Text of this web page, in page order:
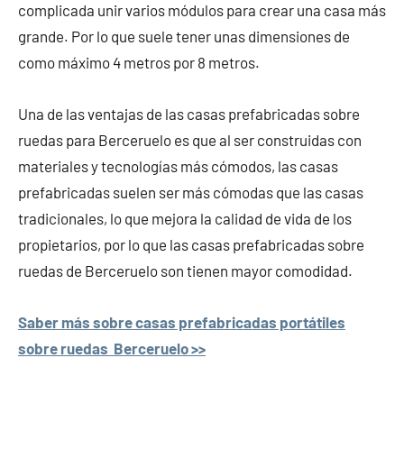
complicada unir varios módulos para crear una casa más
grande. Por lo que suele tener unas dimensiones de
como máximo 4 metros por 8 metros.
Una de las ventajas de las casas prefabricadas sobre
ruedas para Berceruelo es que al ser construidas con
materiales y tecnologías más cómodos, las casas
prefabricadas suelen ser más cómodas que las casas
tradicionales, lo que mejora la calidad de vida de los
propietarios, por lo que las casas prefabricadas sobre
ruedas de Berceruelo son tienen mayor comodidad.
Saber más sobre casas prefabricadas portátiles
sobre ruedas Berceruelo >>